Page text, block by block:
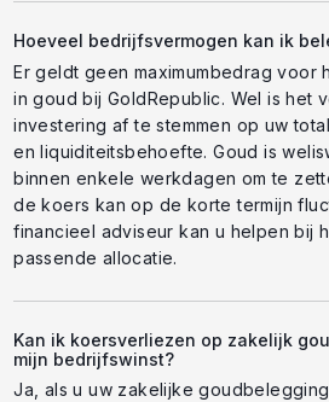
Hoeveel bedrijfsvermogen kan ik
Er geldt geen maximumbedrag voor
in goud bij GoldRepublic. Wel is het
investering af te stemmen op uw
en liquiditeitsbehoefte. Goud is
binnen enkele werkdagen om te
de koers kan op de korte termijn
financieel adviseur kan u helpen bij
passende allocatie.
Kan ik koersverliezen op zakelijk
mijn bedrijfswinst?
Ja, als u uw zakelijke